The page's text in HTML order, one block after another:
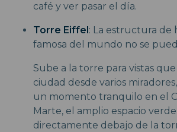
café y ver pasar el día.
Torre Eiffel: La estructura de
famosa del mundo no se
Sube a la torre para vistas
ciudad desde varios
un momento tranquilo en el
Marte, el amplio espacio verde
directamente debajo de la